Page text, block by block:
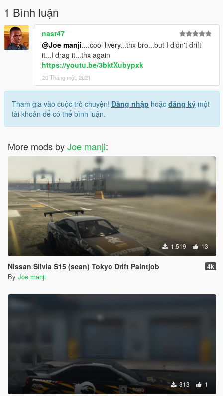
1 Bình luận
nasr47
@Joe manji....cool livery...thx bro...but I didn't drift
it...I drag it...thx again
https://youtu.be/3bktXubypxk
20 Tháng một, 2021
Tham gia vào cuộc trò chuyện! Đăng nhập hoặc đăng ký một
tài khoản để có thể bình luận.
More mods byJoe manji:
1.519 13
Nissan Silvia S15 (sean) Tokyo Drift Paintjob 4k
By Joe manji
313 1